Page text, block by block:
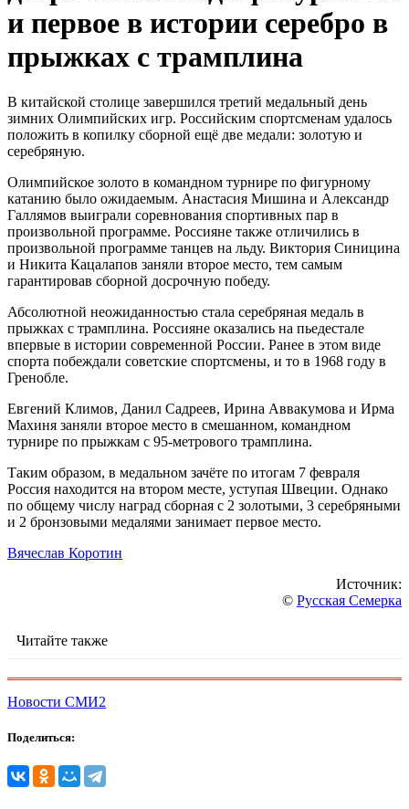
и первое в истории серебро в
прыжках с трамплина
В китайской столице завершился третий медальный день
зимних Олимпийских игр. Российским спортсменам удалось
положить в копилку сборной ещё две медали: золотую и
серебряную.
Олимпийское золото в командном турнире по фигурному
катанию было ожидаемым. Анастасия Мишина и Александр
Галлямов выиграли соревнования спортивных пар в
произвольной программе. Россияне также отличились в
произвольной программе танцев на льду. Виктория Синицина
и Никита Кацалапов заняли второе место, тем самым
гарантировав сборной досрочную победу.
Абсолютной неожиданностью стала серебряная медаль в
прыжках с трамплина. Россияне оказались на пьедестале
впервые в истории современной России. Ранее в этом виде
спорта побеждали советские спортсмены, и то в 1968 году в
Гренобле.
Евгений Климов, Данил Садреев, Ирина Аввакумова и Ирма
Махиня заняли второе место в смешанном, командном
турнире по прыжкам с 95-метрового трамплина.
Таким образом, в медальном зачёте по итогам 7 февраля
Россия находится на втором месте, уступая Швеции. Однако
по общему числу наград сборная с 2 золотыми, 3 серебряными
и 2 бронзовыми медалями занимает первое место.
Вячеслав Коротин
Источник:
© Русская Семерка
Читайте также
Новости СМИ2
Поделиться: